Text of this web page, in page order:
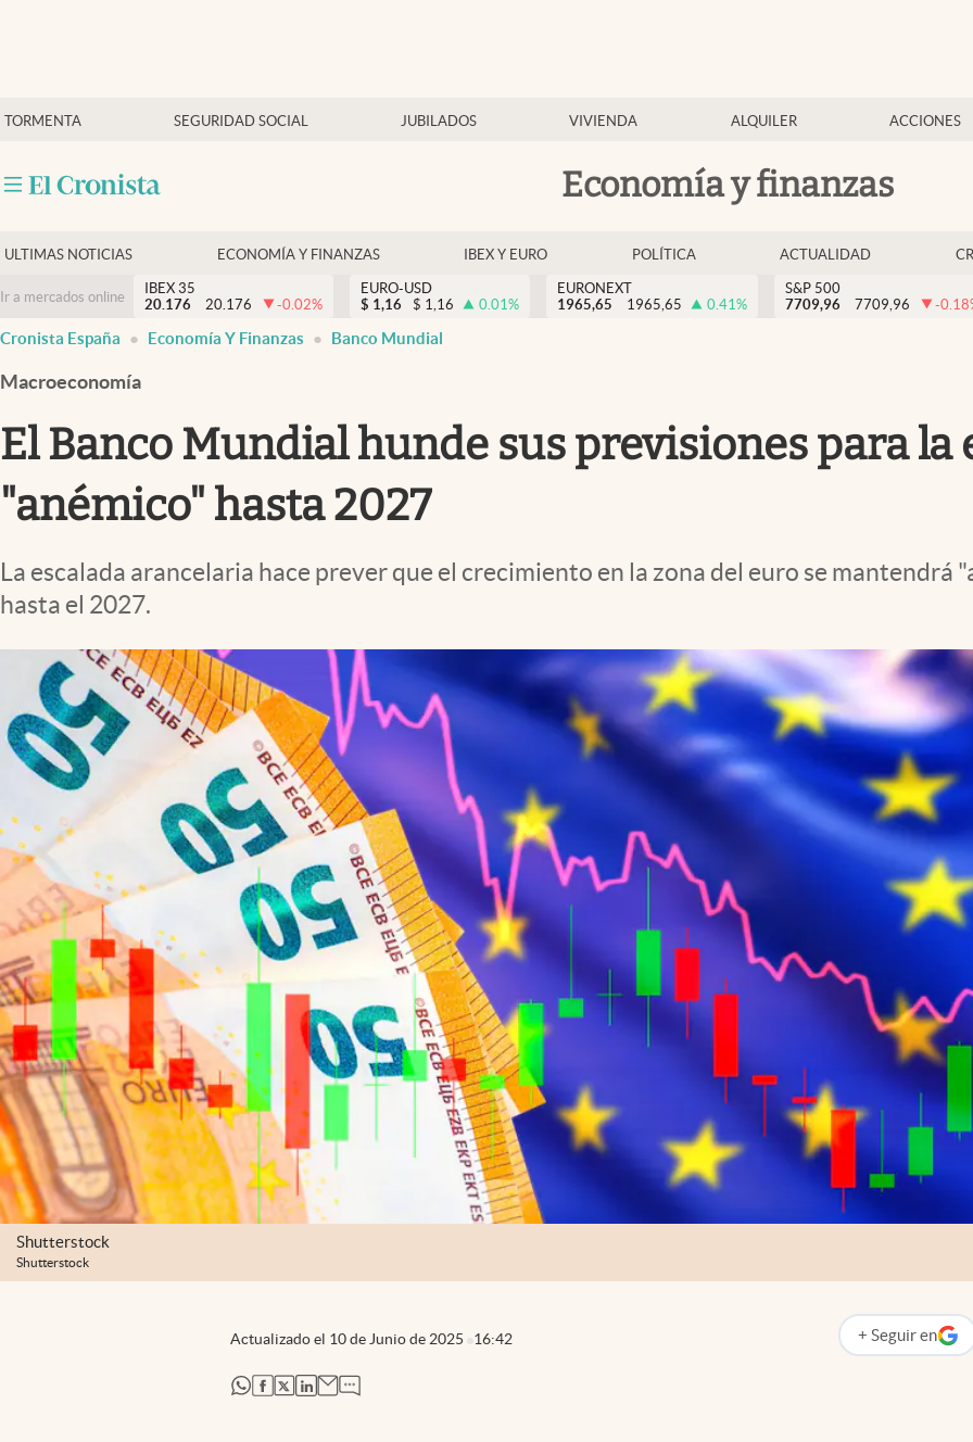
TORMENTA SEGURIDAD SOCIAL JUBILADOS VIVIENDA ALQUILER ACCIONES
Economía y finanzas
Economía y finanzas
Criptomonedas
ULTIMAS NOTICIAS ECONOMÍA Y FINANZAS IBEX Y EURO POLÍTICA ACTUALIDAD
Ir a mercados online
IBEX 35
20.176
20.176 -0.02%
EURO-USD
$ 1,16 $ 1,16 0.01%
EURONEXT
1965,65
1965,65 0.41%
S&P 500
7709,96
7709,96 -0.18
Cronista España Economía Y Finanzas Banco Mundial
Macroeconomía
El Banco Mundial hunde sus previsiones para
"anémico" hasta 2027
La escalada arancelaria hace prever que el crecimiento en la zona del euro se mantendrá
hasta el 2027.
Shutterstock
Shutterstock
Actualizado el 10 de Junio de 2025 16:42 + Seguir en
abre en nueva
abre en nueva pestaña
abre en nueva pestaña
abre en nueva pestaña
abre en nueva pestaña